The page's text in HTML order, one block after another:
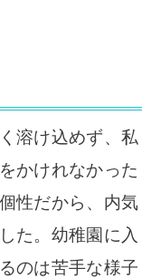
溶け込めず、 私
かけれなかった
性だから、内気
た。 幼稚園に入
のは苦手な様子